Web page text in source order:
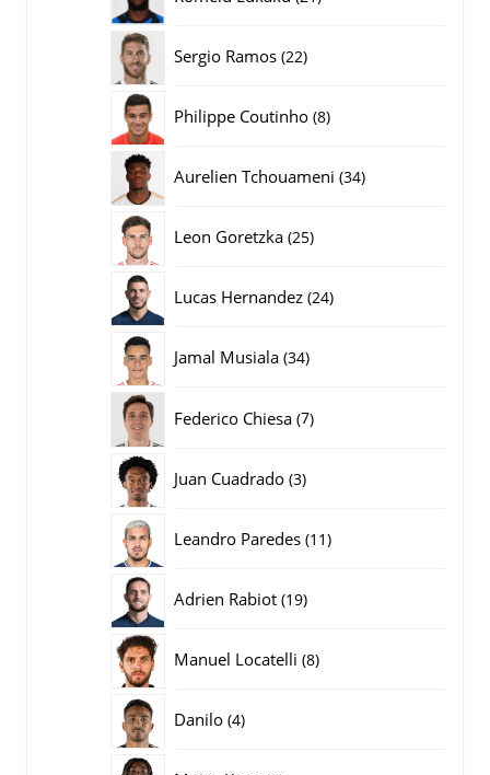
Sergio Ramos 2222
Philippe Coutinho 88
Aurelien Tchouameni 3434
Leon Goretzka 2525
Lucas Hernandez 2424
Jamal Musiala 3434
Federico Chiesa 77
Juan Cuadrado 33
Leandro Paredes 1111
Adrien Rabiot 1919
Manuel Locatelli 88
Danilo 44